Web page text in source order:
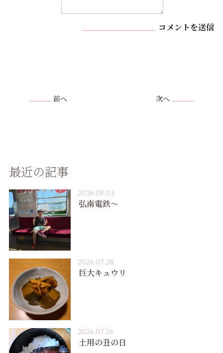
コメントを送信
前へ 次へ
最近の記事
2026.08.03
弘南電鉄〜
2026.07.28
巨大キュウリ
2026.07.26
土用の丑の日